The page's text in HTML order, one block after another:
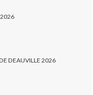
2026
DEAUVILLE 2026